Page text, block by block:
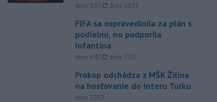
dnes 9:37, aktualizované
dnes 10:35
FIFA sa ospravedlnila za plán s
podielmi, no podporila
Infantina
dnes 6:47, aktualizované
dnes 7:10
Prokop odchádza z MŠK Žilina
na hosťovanie do Interu Turku
dnes 10:13